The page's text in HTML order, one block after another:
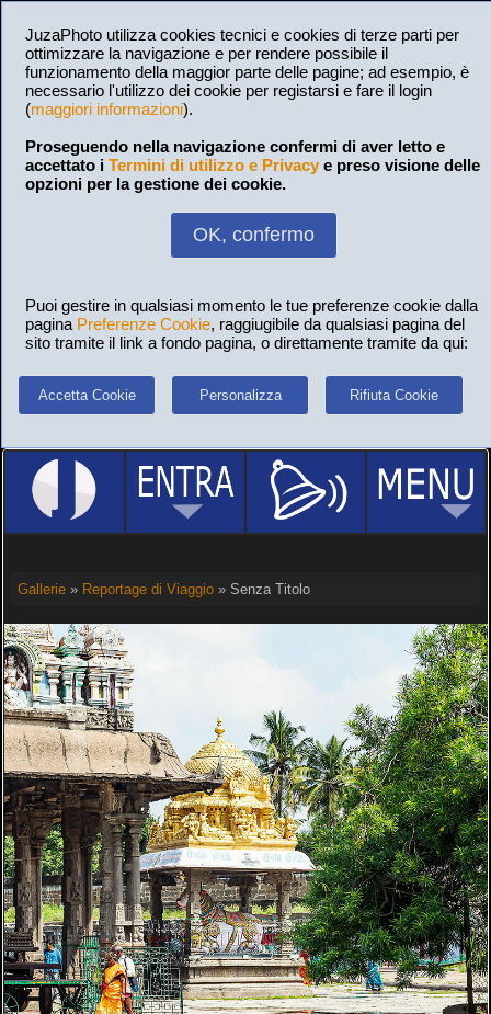
JuzaPhoto utilizza cookies tecnici e cookies di terze parti per
ottimizzare la navigazione e per rendere possibile il
funzionamento della maggior parte delle pagine; ad esempio, è
necessario l'utilizzo dei cookie per registarsi e fare il login
(maggiori informazioni).
Proseguendo nella navigazione confermi di aver letto e
accettato i Termini di utilizzo e Privacy e preso visione delle
opzioni per la gestione dei cookie.
OK, confermo
Puoi gestire in qualsiasi momento le tue preferenze cookie dalla
pagina Preferenze Cookie, raggiugibile da qualsiasi pagina del
sito tramite il link a fondo pagina, o direttamente tramite da qui:
Accetta Cookie Personalizza Rifiuta Cookie
Gallerie» Reportage di Viaggio» Senza Titolo